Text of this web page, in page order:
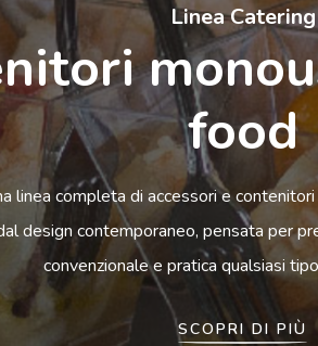
Linea Catering
food
linea completa di accessori e
design contemporaneo, pensata per
convenzionale e pratica qualsiasi
SCOPRI DI PIÙ